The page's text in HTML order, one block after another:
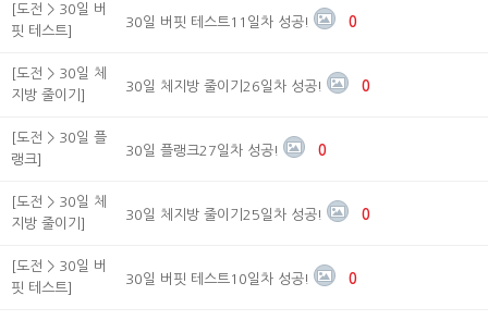
[도전 > 30일 버
핏 테스트]
30일 버핏 테스트11일차 성공! 0
[도전 > 30일 체
지방 줄이기]
30일 체지방 줄이기26일차 성공! 0
[도전 > 30일 플
랭크]
30일 플랭크27일차 성공! 0
[도전 > 30일 체
지방 줄이기]
30일 체지방 줄이기25일차 성공! 0
[도전 > 30일 버
핏 테스트]
30일 버핏 테스트10일차 성공! 0